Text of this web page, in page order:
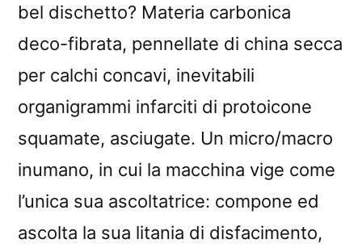
bel dischetto? Materia carbonica
deco-fibrata, pennellate di china secca
per calchi concavi, inevitabili
organigrammi infarciti di protoicone
squamate, asciugate. Un micro/macro
inumano, in cui la macchina vige come
l’unica sua ascoltatrice: compone ed
ascolta la sua litania di disfacimento,